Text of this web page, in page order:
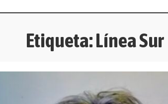
Etiqueta:Línea Sur